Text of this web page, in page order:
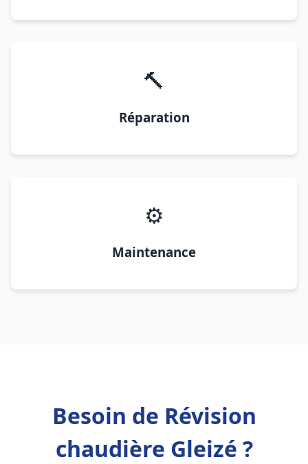
🔨
Réparation
⚙️
Maintenance
Besoin de Révision
chaudière Gleizé ?